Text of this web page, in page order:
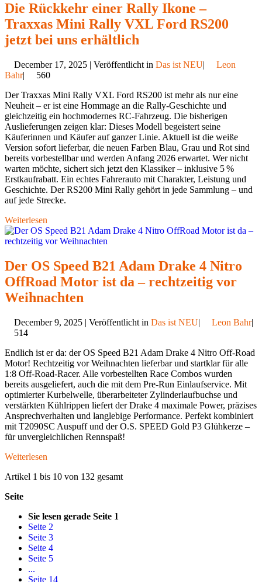
Die Rückkehr einer Rally Ikone –
Traxxas Mini Rally VXL Ford RS200
jetzt bei uns erhältlich
December 17, 2025 | Veröffentlicht in Das ist NEU|
Leon
Bahr|
560
Der Traxxas Mini Rally VXL Ford RS200 ist mehr als nur eine
Neuheit – er ist eine Hommage an die Rally‑Geschichte und
gleichzeitig ein hochmodernes RC‑Fahrzeug. Die bisherigen
Auslieferungen zeigen klar: Dieses Modell begeistert seine
Käuferinnen und Käufer auf ganzer Linie. Aktuell ist die weiße
Version sofort lieferbar, die neuen Farben Blau, Grau und Rot sind
bereits vorbestellbar und werden Anfang 2026 erwartet. Wer nicht
warten möchte, sichert sich jetzt den Klassiker – inklusive 5 %
Erstkaufrabatt. Ein echtes Fahrerauto mit Charakter, Leistung und
Geschichte. Der RS200 Mini Rally gehört in jede Sammlung – und
auf jede Strecke.
Weiterlesen
Der OS Speed B21 Adam Drake 4 Nitro
OffRoad Motor ist da – rechtzeitig vor
Weihnachten
December 9, 2025 | Veröffentlicht in Das ist NEU| Leon Bahr|
514
Endlich ist er da: der OS Speed B21 Adam Drake 4 Nitro Off-Road
Motor! Rechtzeitig vor Weihnachten lieferbar und startklar für alle
1:8 Off-Road-Racer. Alle vorbestellten Race Combos wurden
bereits ausgeliefert, auch die mit dem Pre-Run Einlaufservice. Mit
optimierter Kurbelwelle, überarbeiteter Zylinderlaufbuchse und
verstärkten Kühlrippen liefert der Drake 4 maximale Power, präzises
Ansprechverhalten und langlebige Performance. Perfekt kombiniert
mit T2090SC Auspuff und der O.S. SPEED Gold P3 Glühkerze –
für unvergleichlichen Rennspaß!
Weiterlesen
Artikel 1 bis 10 von 132 gesamt
Seite
Sie lesen gerade Seite 1
Seite 2
Seite 3
Seite 4
Seite 5
...
Seite 14